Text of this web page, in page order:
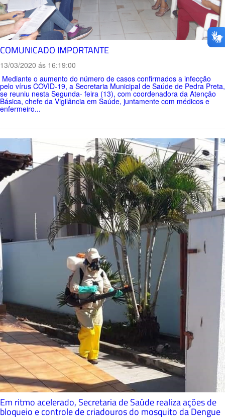
COMUNICADO IMPORTANTE
13/03/2020 ás 16:19:00
Mediante o aumento do número de casos confirmados a infecção
pelo vírus COVID-19, a Secretaria Municipal de Saúde de Pedra Preta,
se reuniu nesta Segunda- feira (13), com coordenadora da Atenção
Básica, chefe da Vigilância em Saúde, juntamente com médicos e
enfermeiro...
Em ritmo acelerado, Secretaria de Saúde realiza ações de
bloqueio e controle de criadouros do mosquito da Dengue